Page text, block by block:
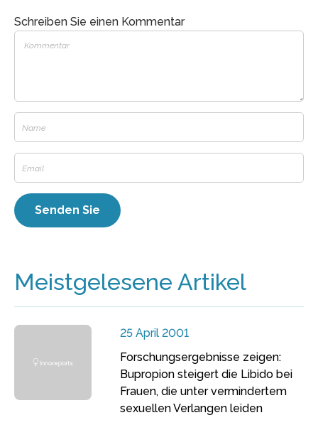
Schreiben Sie einen Kommentar
Meistgelesene Artikel
25 April 2001
Forschungsergebnisse zeigen:
Bupropion steigert die Libido bei
Frauen, die unter vermindertem
sexuellen Verlangen leiden